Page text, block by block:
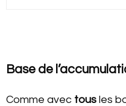
Base de
Comme avec tous les